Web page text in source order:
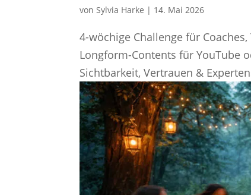
von Sylvia Harke | 14. Mai 2026
4-wöchige Challenge für
Longform-Contents für YouTube
Sichtbarkeit, Vertrauen &